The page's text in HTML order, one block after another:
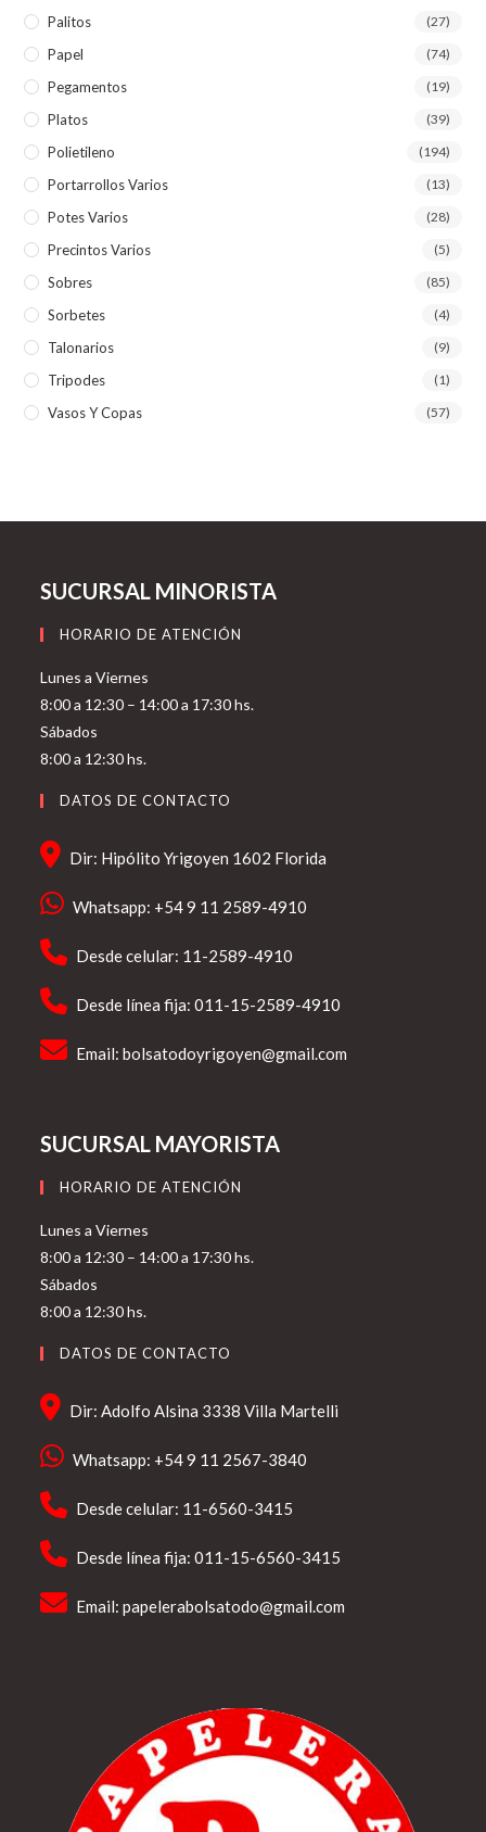
Palitos (27)
Papel (74)
Pegamentos (19)
Platos (39)
Polietileno (194)
Portarrollos Varios (13)
Potes Varios (28)
Precintos Varios (5)
Sobres (85)
Sorbetes (4)
Talonarios (9)
Tripodes (1)
Vasos Y Copas (57)
SUCURSAL MINORISTA
HORARIO DE ATENCIÓN
Lunes a Viernes
8:00 a 12:30 – 14:00 a 17:30 hs.
Sábados
8:00 a 12:30 hs.
DATOS DE CONTACTO
Dir: Hipólito Yrigoyen 1602 Florida
Whatsapp: +54 9 11 2589-4910
Desde celular: 11-2589-4910
Desde línea fija: 011-15-2589-4910
Email:bolsatodoyrigoyen@gmail.com
SUCURSAL MAYORISTA
HORARIO DE ATENCIÓN
Lunes a Viernes
8:00 a 12:30 – 14:00 a 17:30 hs.
Sábados
8:00 a 12:30 hs.
DATOS DE CONTACTO
Dir: Adolfo Alsina 3338 Villa Martelli
Whatsapp: +54 9 11 2567-3840
Desde celular: 11-6560-3415
Desde línea fija: 011-15-6560-3415
Email:papelerabolsatodo@gmail.com